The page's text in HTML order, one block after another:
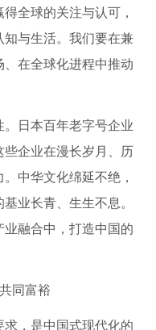
全球的关注与认可，
与生活。我们要在兼
在全球化进程中推动
日本百年老字号企业
些企业在漫长岁月、历
中华文化绵延不绝，
业长青、生生不息。
融合中，打造中国的
同富裕
，是中国式现代化的